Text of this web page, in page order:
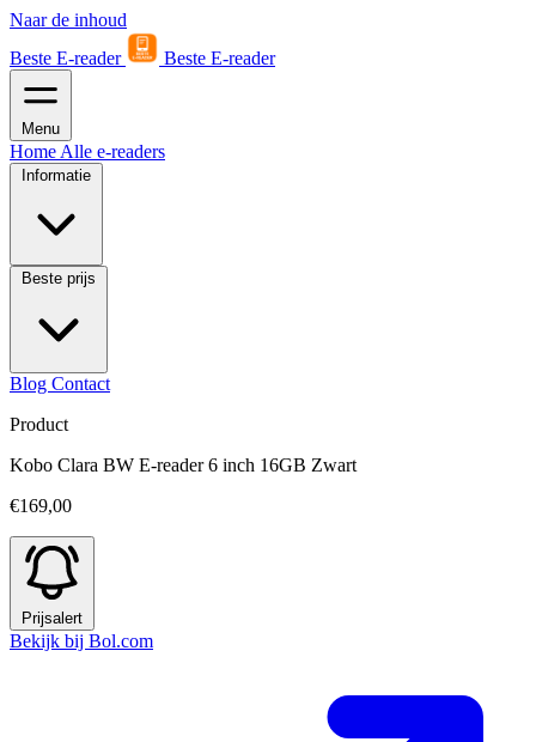
Naar de inhoud
Beste E-reader
Beste E-reader
Menu
Home Alle e-readers
Informatie
Beste prijs
Blog Contact
Product
Kobo Clara BW E-reader 6 inch 16GB Zwart
€169,00
Prijsalert
Bekijk bij Bol.com